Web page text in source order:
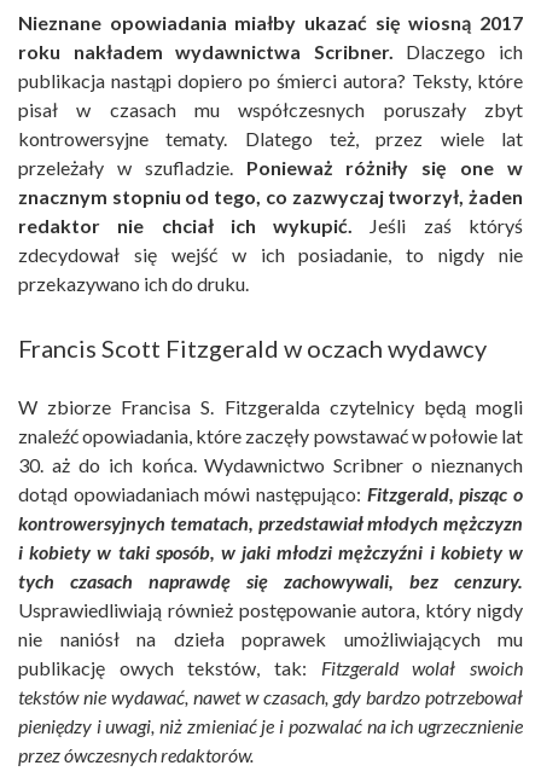
Nieznane opowiadania miałby ukazać się wiosną 2017
roku nakładem wydawnictwa Scribner. Dlaczego ich
publikacja nastąpi dopiero po śmierci autora? Teksty, które
pisał w czasach mu współczesnych poruszały zbyt
kontrowersyjne tematy. Dlatego też, przez wiele lat
przeleżały w szufladzie.Ponieważ różniły się one w
znacznym stopniu od tego, co zazwyczaj tworzył, żaden
redaktor nie chciał ich wykupić. Jeśli zaś któryś
zdecydował się wejść w ich posiadanie, to nigdy nie
przekazywano ich do druku.
Francis Scott Fitzgerald w oczach wydawcy
W zbiorze Francisa S. Fitzgeralda czytelnicy będą mogli
znaleźć opowiadania, które zaczęły powstawać w połowie lat
30. aż do ich końca. Wydawnictwo Scribner o nieznanych
dotąd opowiadaniach mówi następująco: Fitzgerald, pisząc o
kontrowersyjnych tematach, przedstawiał młodych mężczyzn
i kobiety w taki sposób, w jaki młodzi mężczyźni i kobiety w
tych czasach naprawdę się zachowywali, bez cenzury.
Usprawiedliwiają również postępowanie autora, który nigdy
nie naniósł na dzieła poprawek umożliwiających mu
publikację owych tekstów, tak: Fitzgerald wolał swoich
tekstów nie wydawać, nawet w czasach, gdy bardzo potrzebował
pieniędzy i uwagi, niż zmieniać je i pozwalać na ich ugrzecznienie
przez ówczesnych redaktorów.